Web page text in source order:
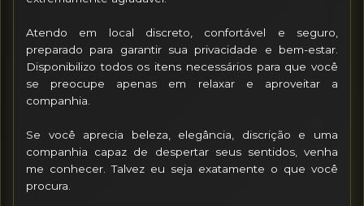
Atendo em local discreto, confortável e seguro,
preparado para garantir sua privacidade e bem-estar.
Disponibilizo todos os itens necessários para que você
se preocupe apenas em relaxar e aproveitar a
companhia.
Se você aprecia beleza, elegância, discrição e uma
companhia capaz de despertar seus sentidos, venha
me conhecer. Talvez eu seja exatamente o que você
procura.